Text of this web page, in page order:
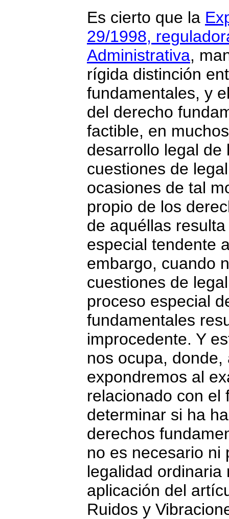
Es cierto que la
29/1998,
Administrativa,
rígida distinción
fundamentales, y
del derecho
factible, en
desarrollo legal de
cuestiones de
ocasiones de tal
propio de los
de aquéllas
especial tendente
embargo, cuando
cuestiones de
proceso especial
fundamentales
improcedente. Y
nos ocupa,
expondremos al
relacionado con el
determinar si ha
derechos
no es necesario ni
legalidad
aplicación del
Ruidos y